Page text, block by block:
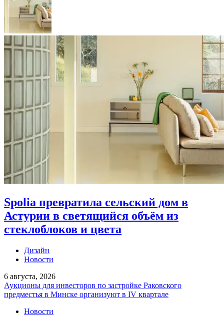
Spolia превратила сельский дом в
Астурии в светящийся объём из
стеклоблоков и цвета
Дизайн
Новости
6 августа, 2026
Аукционы для инвесторов по застройке Раковского
предместья в Минске организуют в IV квартале
Новости